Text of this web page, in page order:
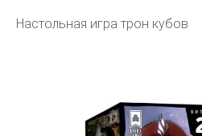
Настольная игра трон кубов